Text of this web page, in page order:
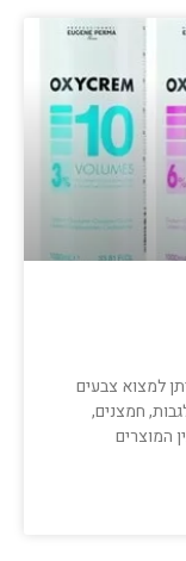
למצוא צבעים
חמצנים,
המוצרים